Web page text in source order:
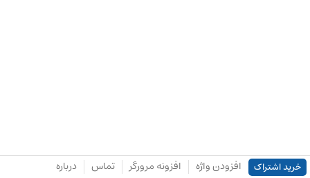
خرید اشتراک افزودن واژه افزونه مرورگر تماس درباره